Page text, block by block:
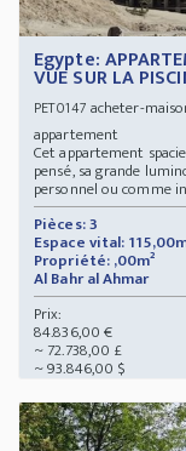
Egypte:
VUE SUR LA
PET0147 acheter-
appartement
Cet appartement
pensé, sa grande
personnel ou comme
Pièces: 3
Espace vital:
Propriété: ,00m²
Al Bahr al Ahmar
Prix:
84.836,00 €
~ 72.738,00 £
~ 93.846,00 $